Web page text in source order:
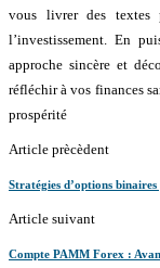
vous livrer des textes
l’investissement. En
approche sincère et
réfléchir à vos finances
prospérité
Article prècèdent
Stratégies d’options
Article suivant
Compte PAMM Forex :